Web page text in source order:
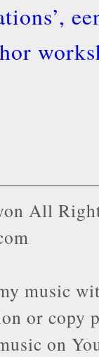
All
music
or copy
on